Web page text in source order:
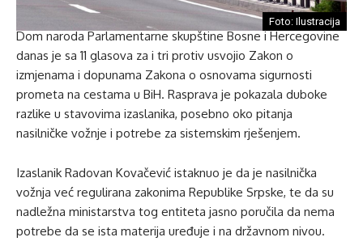
Foto: Ilustracija
Dom naroda Parlamentarne skupštine Bosne i Hercegovine
danas je sa 11 glasova za i tri protiv usvojio Zakon o
izmjenama i dopunama Zakona o osnovama sigurnosti
prometa na cestama u BiH. Rasprava je pokazala duboke
razlike u stavovima izaslanika, posebno oko pitanja
nasilničke vožnje i potrebe za sistemskim rješenjem.
Izaslanik Radovan Kovačević istaknuo je da je nasilnička
vožnja već regulirana zakonima Republike Srpske, te da su
nadležna ministarstva tog entiteta jasno poručila da nema
potrebe da se ista materija uređuje i na državnom nivou.